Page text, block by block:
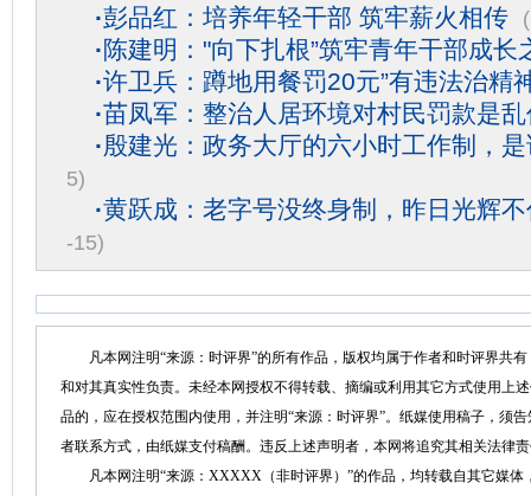
·彭品红：培养年轻干部 筑牢薪火相传
·陈建明："向下扎根”筑牢青年干部成长
·许卫兵：蹲地用餐罚20元”有违法治精
·苗凤军：整治人居环境对村民罚款是
·殷建光：政务大厅的六小时工作制，
5)
·黄跃成：老字号没终身制，昨日光辉
-15)
凡本网注明“来源：时评界”的所有作品，版权均属于作者和时评界共有
和对其真实性负责。未经本网授权不得转载、摘编或利用其它方式使用上
品的，应在授权范围内使用，并注明“来源：时评界”。纸媒使用稿子，须
者联系方式，由纸媒支付稿酬。违反上述声明者，本网将追究其相关法律
凡本网注明“来源：XXXXX（非时评界）”的作品，均转载自其它媒体